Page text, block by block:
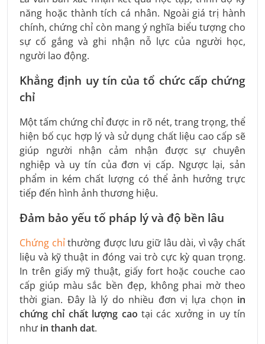
năng hoặc thành tích cá nhân. Ngoài giá trị hành
chính, chứng chỉ còn mang ý nghĩa biểu tượng cho
sự cố gắng và ghi nhận nỗ lực của người học,
người lao động.
Khẳng định uy tín của tổ chức cấp chứng
chỉ
Một tấm chứng chỉ được in rõ nét, trang trọng, thể
hiện bố cục hợp lý và sử dụng chất liệu cao cấp sẽ
giúp người nhận cảm nhận được sự chuyên
nghiệp và uy tín của đơn vị cấp. Ngược lại, sản
phẩm in kém chất lượng có thể ảnh hưởng trực
tiếp đến hình ảnh thương hiệu.
Đảm bảo yếu tố pháp lý và độ bền lâu
Chứng chỉthường được lưu giữ lâu dài, vì vậy chất
liệu và kỹ thuật in đóng vai trò cực kỳ quan trọng.
In trên giấy mỹ thuật, giấy fort hoặc couche cao
cấp giúp màu sắc bền đẹp, không phai mờ theo
thời gian. Đây là lý do nhiều đơn vị lựa chọn in
chứng chỉ chất lượng cao tại các xưởng in uy tín
như in thanh dat.